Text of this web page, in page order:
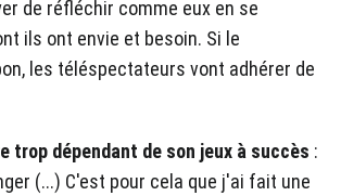
de réfléchir comme eux en se
ils ont envie et besoin. Si le
les téléspectateurs vont adhérer de
trop dépendant de son jeux à succès :
(...) C'est pour cela que j'ai fait une